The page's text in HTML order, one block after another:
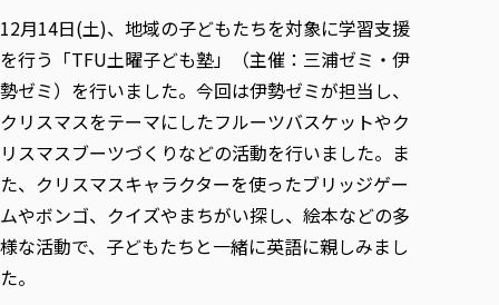
役員・評議員一覧
キャンパス案内
大学広報誌「TFU Newsletter 東北福祉大学通信」
初年次教育（リエゾンゼミⅠ）について
リエゾンゼミ・ナビ（テキスト等）
お役立ち情報（リンク集）
放射線モニタリング測定結果（国見キャンパス）
IR情報
学校教育法施行規則第172条の2に基づく情報公開
教職課程における情報の公表
学部・学科等設置計画履行状況報告書
情報公開規程
仏教専修科
大学院
大学院
総合福祉学研究科 社会福祉学専攻 博士課程
総合福祉学研究科 福祉心理学専攻 修士課程
通信教育部
通信教育部
通信制大学院 総合福祉学研究科 社会福祉学専攻 修士課程
通信制大学院 総合福祉学研究科 福祉心理学専攻 修士課程
カリキュラム（学部・大学院）
進路・就職支援
東北福祉大学のキャリア教育
採用ご担当者様へ
センター長の挨拶
求人の受付について
単独学内説明会のご案内
在学生の方
在学生の方
資格取得報奨制度について
東北福祉大学求人・インターンシップ検索サイト（キャリタス
卒業生の方
卒業生の方
卒業後のキャリア支援体制
在学生による訪問、情報提供へのご協力のお願い
よくあるご質問
東北福祉大学のDNA
大学指定団体紹介
海外留学・研修
外国人在学生
Prospective Students
学生支援センター国際交流の活動
スタッフ紹介
東北福祉大学の研究活動
東北福祉大学の研究活動
東北福祉大学の研究紹介
共同研究等をご検討の皆様へ
東北福祉大学の紀要・リポジトリ
東北福祉大学の紀要・リポジトリ
研究紀要
教職研究
東北福祉大学教育・教職センター特別支援教育研究年報一覧
産学・産学官連携
産学・産学官連携
「高齢者のフレイル予防及びデジタルデバイド解消に向けた産
社会貢献・地域連携活動
社会貢献・地域連携活動
生涯教育・キャリア教育TOP
生涯学習・社会人講座
月例TFU実学臨床研究セミナー
特別支援教育研究室
関連法人
取材について
施設利用
12月14日(土)、地域の子どもたちを対象に学習支援
を行う「TFU土曜子ども塾」（主催：三浦ゼミ・伊
勢ゼミ）を行いました。今回は伊勢ゼミが担当し、
クリスマスをテーマにしたフルーツバスケットやク
リスマスブーツづくりなどの活動を行いました。ま
た、クリスマスキャラクターを使ったブリッジゲー
ムやボンゴ、クイズやまちがい探し、絵本などの多
様な活動で、子どもたちと一緒に英語に親しみまし
た。